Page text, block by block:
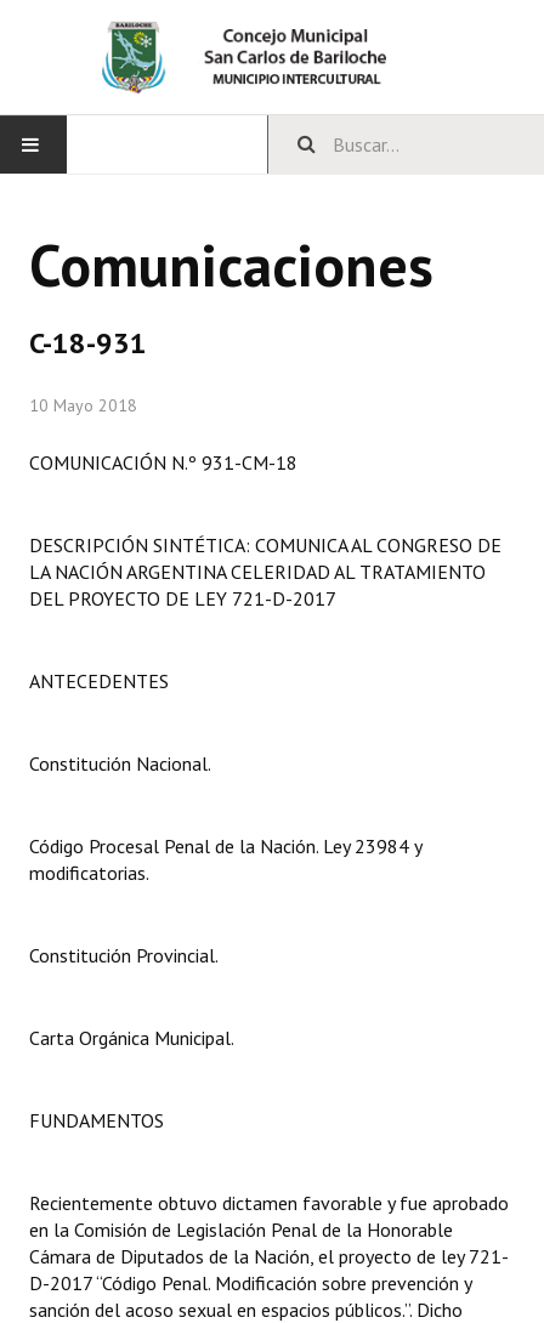
CONCEJO
Comisiones Permanentes
Comisiones Especiales
Programas
Constitución Nacional
Carta Orgánica 2007
Digesto
Informes de Gestión
Informes de Unidad Coordinadora
Ejecución Presupuestaria
Comunicaciones
C-18-931
10 Mayo 2018
COMUNICACIÓN N.º 931-CM-18
DESCRIPCIÓN SINTÉTICA: COMUNICA AL CONGRESO DE
LA NACIÓN ARGENTINA CELERIDAD AL TRATAMIENTO
DEL PROYECTO DE LEY 721-D-2017
ANTECEDENTES
Constitución Nacional.
Código Procesal Penal de la Nación. Ley 23984 y
modificatorias.
Constitución Provincial.
Carta Orgánica Municipal.
FUNDAMENTOS
Recientemente obtuvo dictamen favorable y fue aprobado
en la Comisión de Legislación Penal de la Honorable
Cámara de Diputados de la Nación, el proyecto de ley 721-
D-2017 “Código Penal. Modificación sobre prevención y
sanción del acoso sexual en espacios públicos.”. Dicho